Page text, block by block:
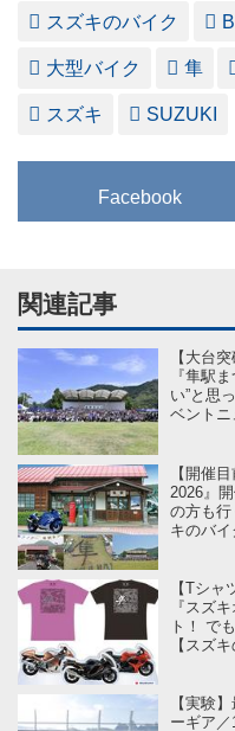
スズキのバイク
大型バイク 隼
スズキ SUZUKI
Facebook
関連記事
【大台
『隼駅
い”と思
ベントニ
【開催
2026』
の方も
キのバイ
【Tシ
『スズ
ト！ で
【スズ
【実験
ーギア